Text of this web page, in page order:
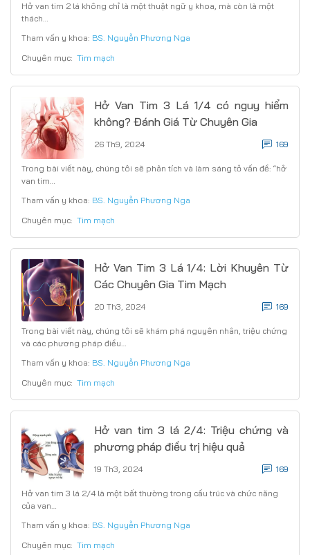
Hở van tim 2 lá không chỉ là một thuật ngữ y khoa, mà còn là một
thách…
Tham vấn y khoa: BS. Nguyễn Phương Nga
Chuyên mục: Tim mạch
Hở Van Tim 3 Lá 1/4 có nguy hiểm
không? Đánh Giá Từ Chuyên Gia
26 Th9, 2024 169
Trong bài viết này, chúng tôi sẽ phân tích và làm sáng tỏ vấn đề: “hở
van tim…
Tham vấn y khoa: BS. Nguyễn Phương Nga
Chuyên mục: Tim mạch
Hở Van Tim 3 Lá 1/4: Lời Khuyên Từ
Các Chuyên Gia Tim Mạch
20 Th3, 2024 169
Trong bài viết này, chúng tôi sẽ khám phá nguyên nhân, triệu chứng
và các phương pháp điều…
Tham vấn y khoa: BS. Nguyễn Phương Nga
Chuyên mục: Tim mạch
Hở van tim 3 lá 2/4: Triệu chứng và
phương pháp điều trị hiệu quả
19 Th3, 2024 169
Hở van tim 3 lá 2/4 là một bất thường trong cấu trúc và chức năng
của van…
Tham vấn y khoa: BS. Nguyễn Phương Nga
Chuyên mục: Tim mạch